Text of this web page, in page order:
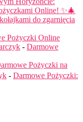
Online! ✨🎄
do zgarnięcia
Pożyczki Online
- Darmowe
Pożyczki na
- Darmowe Pożyczki: